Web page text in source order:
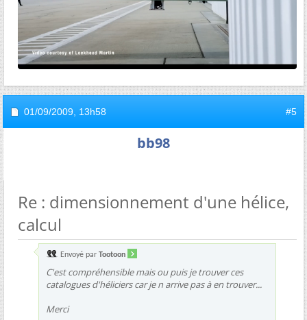
01/09/2009, 13h58 #5
bb98
Re : dimensionnement d'une hélice,
calcul
Envoyé par Tootoon
C'est compréhensible mais ou puis je trouver ces
catalogues d'héliciers car je n arrive pas à en trouver...
Merci